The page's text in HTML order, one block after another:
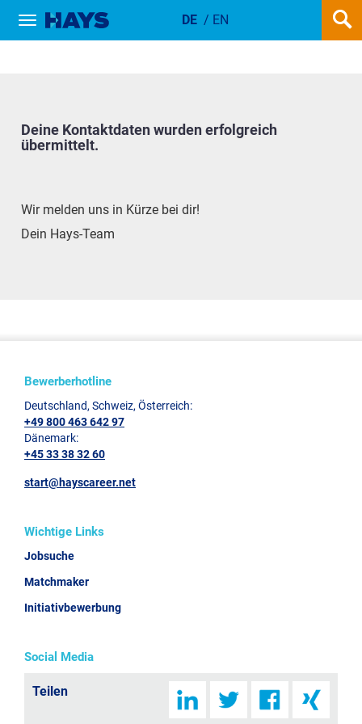
Show / hide navigation DE / EN
ERFOLGREICHE ANMELDUNG
Deine Kontaktdaten wurden erfolgreich
übermittelt.
Wir melden uns in Kürze bei dir!
Dein Hays-Team
Bewerberhotline
Deutschland, Schweiz, Österreich:
+49 800 463 642 97
Dänemark:
+45 33 38 32 60
start@hayscareer.net
Wichtige Links
Jobsuche
Matchmaker
Initiativbewerbung
Social Media
Teilen